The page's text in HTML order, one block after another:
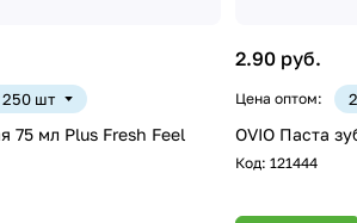
250 шт
75 мл Plus Fresh Feel
2.90 руб.
Цена оптом:
Код: 121444